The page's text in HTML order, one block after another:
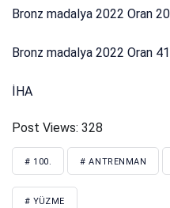
Bronz madalya 2022 Oran
Bronz madalya 2022 Oran
İHA
Post Views: 328
# 100. # ANTRENMAN
# YÜZME